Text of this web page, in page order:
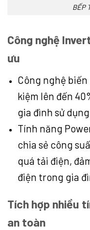
BẾP
Công nghệ
ưu
Công nghệ biến
kiệm lên đến
gia đình sử
Tính năng
chia sẻ công
quá tải điện,
điện trong gia
Tích hợp nhiều
an toàn